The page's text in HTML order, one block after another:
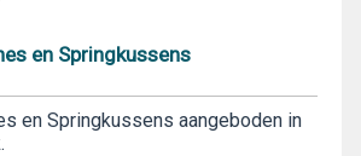
en Springkussens
en Springkussens aangeboden in